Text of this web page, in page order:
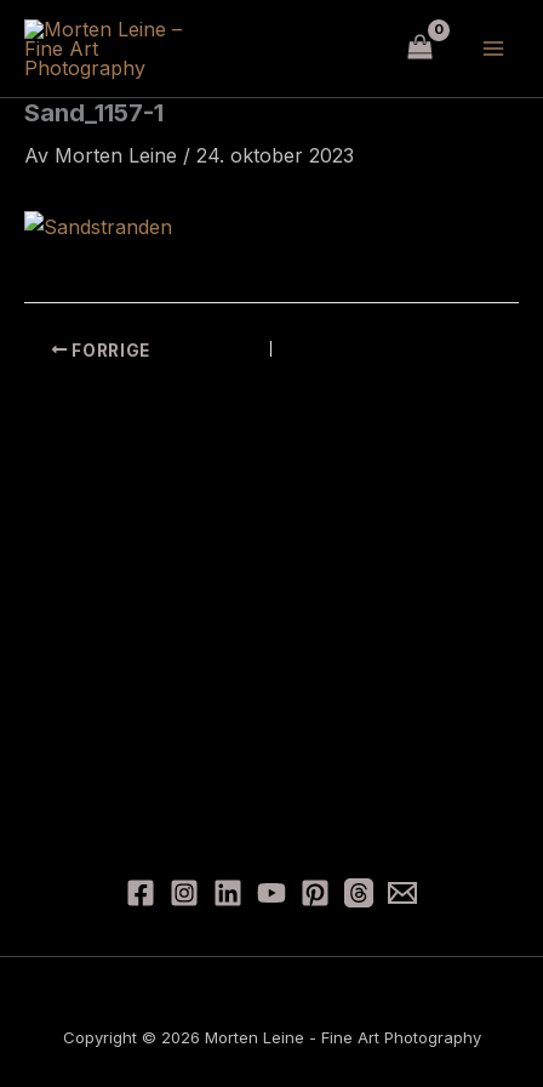
Hopp
rett
innholdet
Sand_1157-1
Av Morten Leine / 24. oktober 2023
FORRIGE
Copyright © 2026 Morten Leine - Fine Art Photography